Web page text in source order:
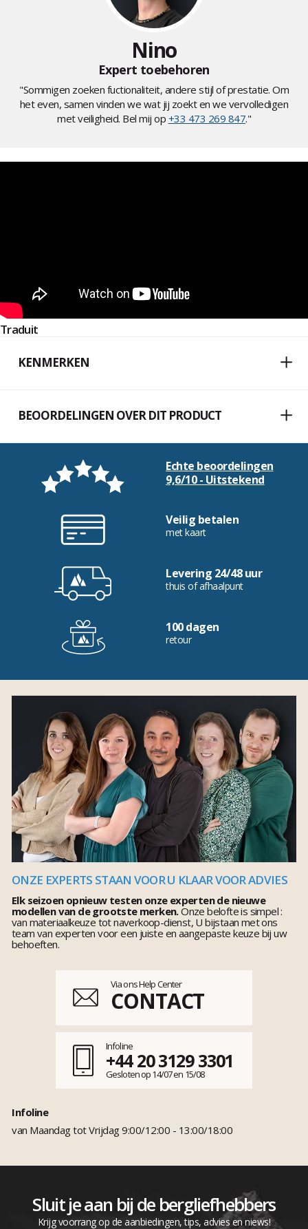
Nino
Expert toebehoren
"Sommigen zoeken fuctionaliteit, andere stijl of prestatie. Om
het even, samen vinden we wat jij zoekt en we vervolledigen
met veiligheid. Bel mij op +33 473 269 847."
Traduit
KENMERKEN
BEOORDELINGEN OVER DIT PRODUCT
Echte beoordelingen
9,6/10 - Uitstekend
Veilig betalen
met kaart
Levering 24/48 uur
thuis of afhaalpunt
100 dagen
retour
ONZE EXPERTS STAAN VOOR U KLAAR VOOR ADVIES
Elk seizoen opnieuw testen onze experten de nieuwe
modellen van de grootste merken.Onze belofte is simpel :
van materiaalkeuze tot naverkoop-dienst, U bijstaan met ons
team van experten voor een juiste en aangepaste keuze bij uw
behoeften.
Via ons Help Center
CONTACT
Infoline
+44 20 3129 3301
Gesloten op 14/07 en 15/08
Infoline
van Maandag tot Vrijdag 9:00/12:00 - 13:00/18:00
Sluit je aan bij de bergliefhebbers
Krijg voorrang op de aanbiedingen, tips, advies en niews!